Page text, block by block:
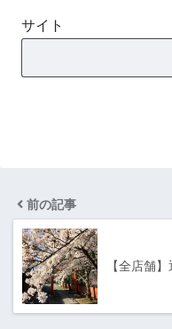
サイト
前の記事
【全店舗